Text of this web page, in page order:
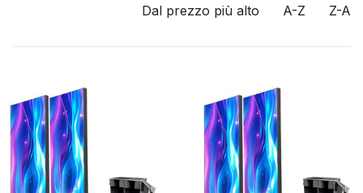
Dal prezzo più alto
A-Z Z-A